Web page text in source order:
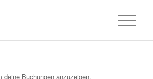
deine Buchungen anzuzeigen.